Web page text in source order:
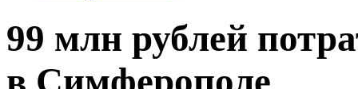
99 млн рублей